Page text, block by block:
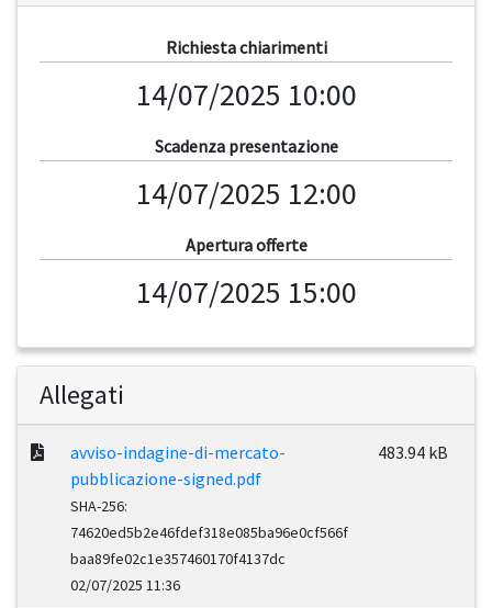
Richiesta chiarimenti
14/07/2025 10:00
Scadenza presentazione
14/07/2025 12:00
Apertura offerte
14/07/2025 15:00
Allegati
avviso-indagine-di-mercato-
pubblicazione-signed.pdf
SHA-256:
74620ed5b2e46fdef318e085ba96e0cf566f
baa89fe02c1e357460170f4137dc
02/07/2025 11:36
483.94 kB